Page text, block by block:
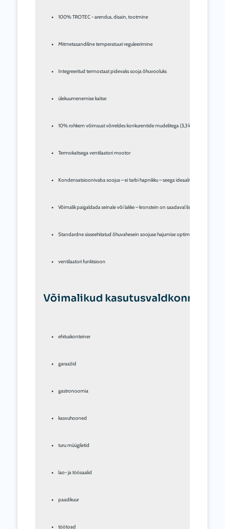
100% TROTEC - arendus, disain, tootmine
Mitmetasandiline temperatuuri reguleerimine
Integreeritud termostaat pidevaks sooja õhuvooluks
ülekuumenemise kaitse
10% rohkem võimsust võrreldes konkurentide mudelitega (3,3 kW)
Termokaitsega ventilaatori mootor
Kondensatsioonivaba soojus – ei tarbi hapnikku – seega ideaalne salongi
Võimalik paigaldada seinale või lakke – kronstein on saadaval lisavarustusena
Standardne sisseehitatud õhuvahesein soojuse hajumise optimeerimiseks
ventilaatori funktsioon
Võimalikud kasutusvaldkonnad:
ehituskonteiner
garaažid
gastronoomia
kasvuhooned
turu müügiletid
lao- ja töösaalid
paadikuur
töötoad